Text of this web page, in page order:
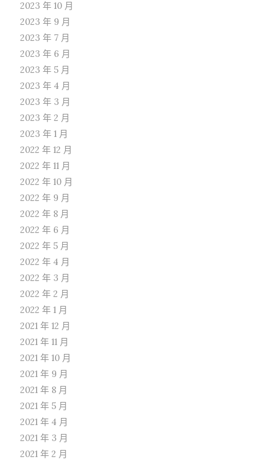
2023 年 10 月
2023 年 9 月
2023 年 7 月
2023 年 6 月
2023 年 5 月
2023 年 4 月
2023 年 3 月
2023 年 2 月
2023 年 1 月
2022 年 12 月
2022 年 11 月
2022 年 10 月
2022 年 9 月
2022 年 8 月
2022 年 6 月
2022 年 5 月
2022 年 4 月
2022 年 3 月
2022 年 2 月
2022 年 1 月
2021 年 12 月
2021 年 11 月
2021 年 10 月
2021 年 9 月
2021 年 8 月
2021 年 5 月
2021 年 4 月
2021 年 3 月
2021 年 2 月